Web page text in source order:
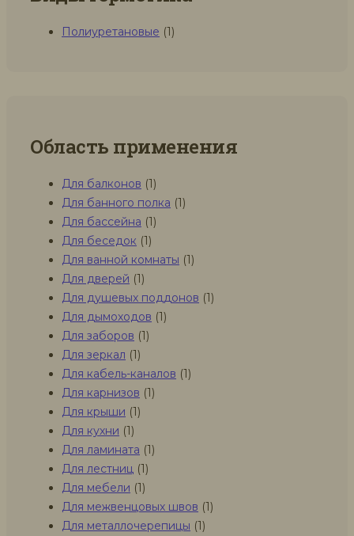
Полиуретановые (1)
Область применения
Для балконов (1)
Для банного полка (1)
Для бассейна (1)
Для беседок (1)
Для ванной комнаты (1)
Для дверей (1)
Для душевых поддонов (1)
Для дымоходов (1)
Для заборов (1)
Для зеркал (1)
Для кабель-каналов (1)
Для карнизов (1)
Для крыши (1)
Для кухни (1)
Для ламината (1)
Для лестниц (1)
Для мебели (1)
Для межвенцовых швов (1)
Для металлочерепицы (1)